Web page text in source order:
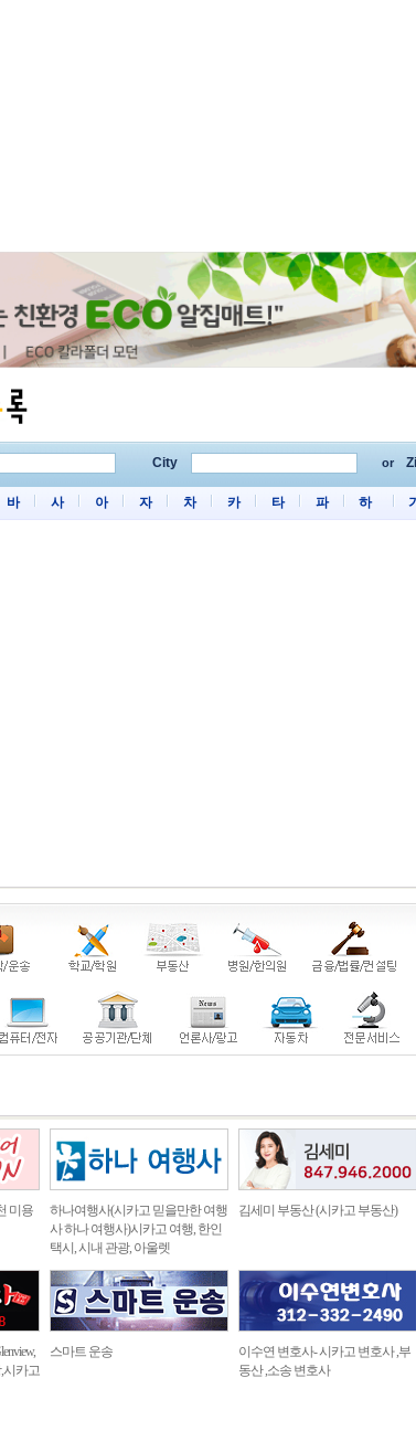
City or
바 사 아 자 차 카 타 파 하
미용
하나여행사(시카고 믿을만한 여행
사 하나 여행사)시카고 여행, 한인
택시, 시내 관광, 아울렛
김세미 부동산 (시카고 부동산)
시카고
스마트 운송
이수연 변호사- 시카고 변호사 ,부
동산 ,소송 변호사